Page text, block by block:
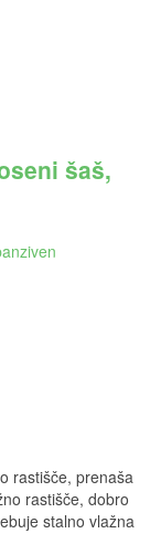
šaš,
rastišče, prenaša
rastišče, dobro
stalno vlažna